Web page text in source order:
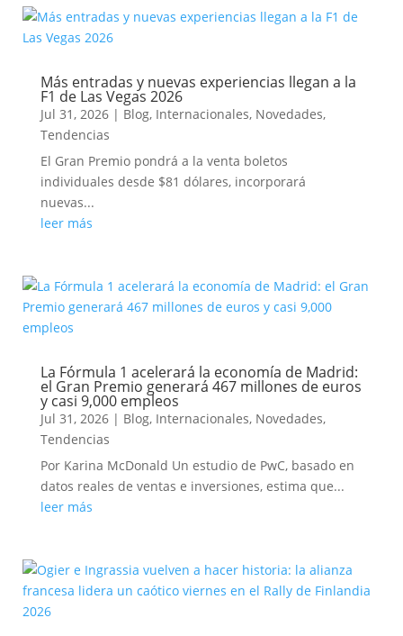
Más entradas y nuevas experiencias llegan a la
F1 de Las Vegas 2026
Jul 31, 2026| Blog, Internacionales, Novedades,
Tendencias
El Gran Premio pondrá a la venta boletos
individuales desde $81 dólares, incorporará
nuevas...
leer más
La Fórmula 1 acelerará la economía de Madrid:
el Gran Premio generará 467 millones de euros
y casi 9,000 empleos
Jul 31, 2026| Blog, Internacionales, Novedades,
Tendencias
Por Karina McDonald Un estudio de PwC, basado en
datos reales de ventas e inversiones, estima que...
leer más